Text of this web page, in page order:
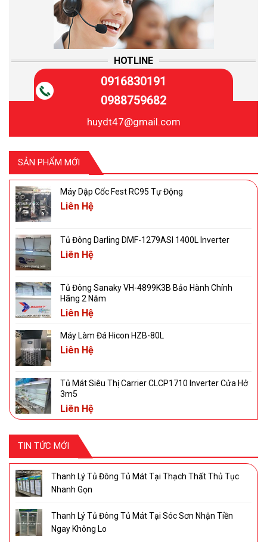
HOTLINE
0916830191
0988759682
huydt47@gmail.com
SẢN PHẨM MỚI
Máy Dập Cốc Fest RC95 Tự Động
Liên Hệ
Tủ Đông Darling DMF-1279ASI 1400L Inverter
Liên Hệ
Tủ Đông Sanaky VH-4899K3B Bảo Hành Chính
Hãng 2 Năm
Liên Hệ
Máy Làm Đá Hicon HZB-80L
Liên Hệ
Tủ Mát Siêu Thị Carrier CLCP1710 Inverter Cửa Hở
3m5
Liên Hệ
TIN TỨC MỚI
Thanh Lý Tủ Đông Tủ Mát Tại Thạch Thất Thủ Tục
Nhanh Gọn
Thanh Lý Tủ Đông Tủ Mát Tại Sóc Sơn Nhận Tiền
Ngay Không Lo